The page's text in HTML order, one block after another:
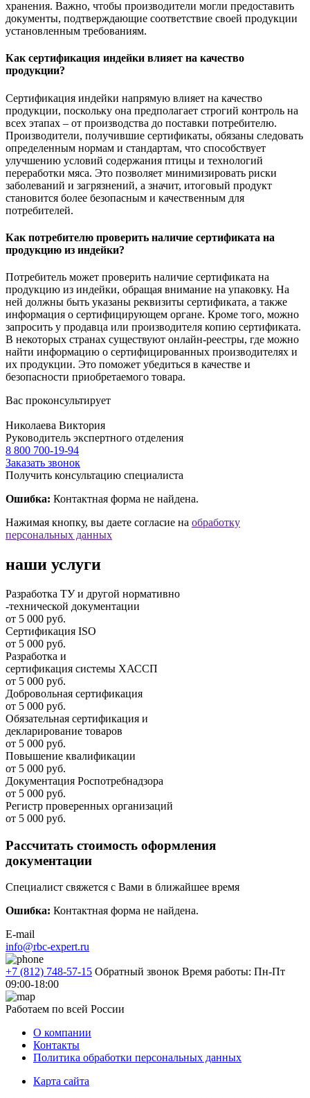
хранения. Важно, чтобы производители могли предоставить
документы, подтверждающие соответствие своей продукции
установленным требованиям.
Как сертификация индейки влияет на качество
продукции?
Сертификация индейки напрямую влияет на качество
продукции, поскольку она предполагает строгий контроль на
всех этапах – от производства до поставки потребителю.
Производители, получившие сертификаты, обязаны следовать
определенным нормам и стандартам, что способствует
улучшению условий содержания птицы и технологий
переработки мяса. Это позволяет минимизировать риски
заболеваний и загрязнений, а значит, итоговый продукт
становится более безопасным и качественным для
потребителей.
Как потребителю проверить наличие сертификата на
продукцию из индейки?
Потребитель может проверить наличие сертификата на
продукцию из индейки, обращая внимание на упаковку. На
ней должны быть указаны реквизиты сертификата, а также
информация о сертифицирующем органе. Кроме того, можно
запросить у продавца или производителя копию сертификата.
В некоторых странах существуют онлайн-реестры, где можно
найти информацию о сертифицированных производителях и
их продукции. Это поможет убедиться в качестве и
безопасности приобретаемого товара.
Вас проконсультирует
Николаева Виктория
Руководитель экспертного отделения
8 800 700-19-94
Заказать звонок
Получить консультацию специалиста
Ошибка: Контактная форма не найдена.
Нажимая кнопку, вы даете согласие на обработку
персональных данных
наши услуги
Разработка ТУ и другой нормативно
-технической документации
от 5 000 руб.
Сертификация ISO
от 5 000 руб.
Разработка и
cертификация системы ХАССП
от 5 000 руб.
Добровольная сертификация
от 5 000 руб.
Обязательная сертификация и
декларирование товаров
от 5 000 руб.
Повышение квалификации
от 5 000 руб.
Документация Роспотребнадзора
от 5 000 руб.
Регистр проверенных организаций
от 5 000 руб.
Рассчитать стоимость оформления
документации
Специалист свяжется с Вами в ближайшее время
Ошибка: Контактная форма не найдена.
E-mail
info@rbc-expert.ru
+7 (812) 748-57-15 Обратный звонок Время работы: Пн-Пт
09:00-18:00
Работаем по всей России
О компании
Контакты
Политика обработки персональных данных
Карта сайта